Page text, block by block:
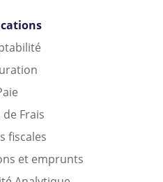
Frais
fiscales
et emprunts